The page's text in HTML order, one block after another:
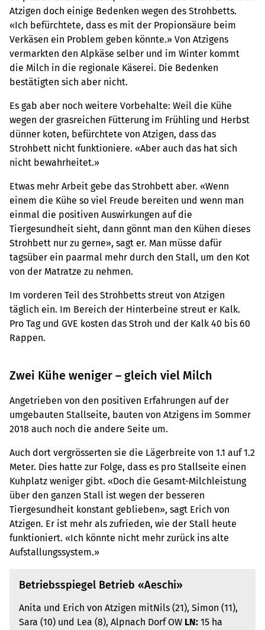
Atzigen doch einige Bedenken wegen des Strohbetts.
«Ich befürchtete, dass es mit der Propionsäure beim
Verkäsen ein Problem geben könnte.» Von Atzigens
vermarkten den Alpkäse selber und im Winter kommt
die Milch in die regionale Käserei. Die Bedenken
bestätigten sich aber nicht.
Es gab aber noch weitere Vorbehalte: Weil die Kühe
wegen der grasreichen Fütterung im Frühling und Herbst
dünner koten, befürchtete von Atzigen, dass das
Strohbett nicht funktioniere. «Aber auch das hat sich
nicht bewahrheitet.»
Etwas mehr Arbeit gebe das Strohbett aber. «Wenn
einem die Kühe so viel Freude bereiten und wenn man
einmal die positiven Auswirkungen auf die
Tiergesundheit sieht, dann gönnt man den Kühen dieses
Strohbett nur zu gerne», sagt er. Man müsse dafür
tagsüber ein paarmal mehr durch den Stall, um den Kot
von der Matratze zu nehmen.
Im vorderen Teil des Strohbetts streut von Atzigen
täglich ein. Im Bereich der Hinterbeine streut er Kalk.
Pro Tag und GVE kosten das Stroh und der Kalk 40 bis 60
Rappen.
Zwei Kühe weniger – gleich viel Milch
Angetrieben von den positiven Erfahrungen auf der
umgebauten Stallseite, bauten von Atzigens im Sommer
2018 auch noch die andere Seite um.
Auch dort vergrösserten sie die Lägerbreite von 1.1 auf 1.2
Meter. Dies hatte zur Folge, dass es pro Stallseite einen
Kuhplatz weniger gibt. «Doch die Gesamt-Milchleistung
über den ganzen Stall ist wegen der besseren
Tiergesundheit konstant geblieben», sagt Erich von
Atzigen. Er ist mehr als zufrieden, wie der Stall heute
funktioniert. «Ich könnte nicht mehr zurück ins alte
Aufstallungssystem.»
Betriebsspiegel Betrieb «Aeschi»
Anita und Erich von Atzigen mitNils (21), Simon (11),
Sara (10) und Lea (8), Alpnach Dorf OW LN: 15 ha